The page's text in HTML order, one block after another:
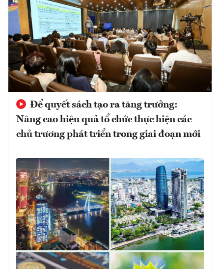
Để quyết sách tạo ra tăng trưởng:
Nâng cao hiệu quả tổ chức thực hiện các
chủ trương phát triển trong giai đoạn mới